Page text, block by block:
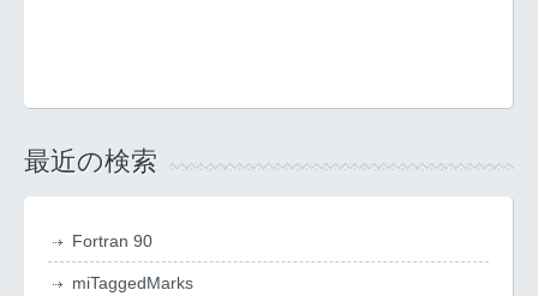
最近の検索
Fortran 90
miTaggedMarks